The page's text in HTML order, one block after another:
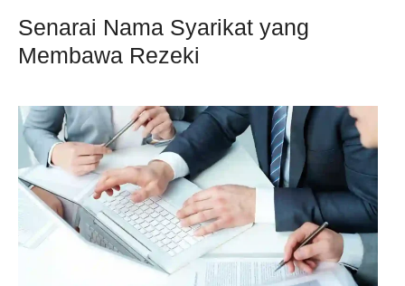
Senarai Nama Syarikat yang
Membawa Rezeki